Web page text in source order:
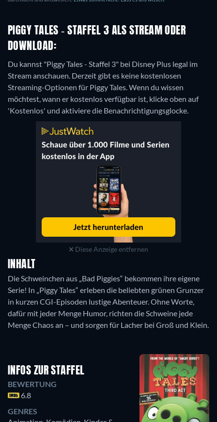
PIGGY TALES - STAFFEL 3 ALS STREAM ODER
DOWNLOAD:
Du kannst "Piggy Tales - Staffel 3" bei Disney Plus legal im
Stream anschauen. Derzeit gibt es keine kostenlosen
Streaming-Optionen für Piggy Tales. Wenn du wissen
möchtest, wann er kostenlos verfügbar ist, klicke oben auf
'Kostenlos' und aktiviere die Benachrichtigungsglocke.
Diese Anzeige entfernen
INHALT
Die Schweinchen aus „Bad Piggies“ bekommen ihre eigene
Serie! In „Piggy Tales“ erleben die beliebten grünen Grunzer
in kurzen CGI-Episoden lustige Abenteuer. Ohne Worte,
dafür mit jeder Menge Humor, richten die Schweine jede
Menge Chaos an – und sorgen für Lacher bei Groß und Klein.
INFOS ZUR STAFFEL
BEWERTUNG
6.8
GENRES